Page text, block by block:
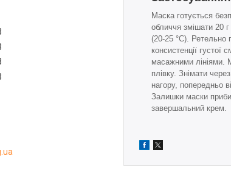
Маска готується
обличчя змішати 20
(20-25 °С). Ретельно
консистенції
масажними лініями.
плівку. Знімати
нагору, попередньо
Залишки маски
завершальний крем.